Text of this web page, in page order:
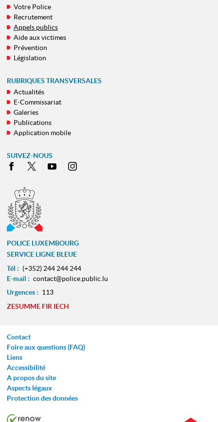
MENU
DE
NAVIGATION
Votre Police
Recrutement
Appels publics
Aide aux victimes
Prévention
Législation
RUBRIQUES TRANSVERSALES
Actualités
E-Commissariat
Galeries
Publications
Application mobile
SUIVEZ-NOUS
Facebook
X Youtube
POLICE LUXEMBOURG
SERVICE LIGNE BLEUE
Tél : (+352) 244 244 244
E-mail : contact@police.public.lu
Urgences : 113
ZESUMME FIR IECH
Contact
Foire aux questions (FAQ)
Liens
Accessibilité
A propos du site
Aspects légaux
Protection des données